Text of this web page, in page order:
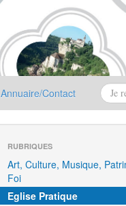
Annuaire/Contact
RUBRIQUES
Art, Culture, Musique,
Foi
Eglise Pratique